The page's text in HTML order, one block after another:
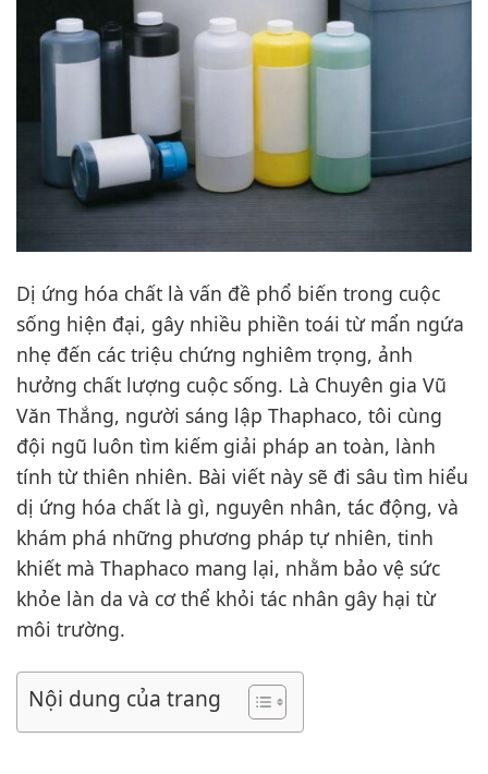
Dị ứng hóa chất là vấn đề phổ biến trong cuộc
sống hiện đại, gây nhiều phiền toái từ mẩn ngứa
nhẹ đến các triệu chứng nghiêm trọng, ảnh
hưởng chất lượng cuộc sống. Là Chuyên gia Vũ
Văn Thắng, người sáng lập Thaphaco, tôi cùng
đội ngũ luôn tìm kiếm giải pháp an toàn, lành
tính từ thiên nhiên. Bài viết này sẽ đi sâu tìm hiểu
dị ứng hóa chất là gì, nguyên nhân, tác động, và
khám phá những phương pháp tự nhiên, tinh
khiết mà Thaphaco mang lại, nhằm bảo vệ sức
khỏe làn da và cơ thể khỏi tác nhân gây hại từ
môi trường.
Nội dung của trang